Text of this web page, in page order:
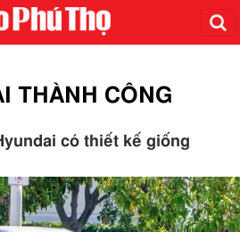
THÀNH CÔNG
có thiết kế giống